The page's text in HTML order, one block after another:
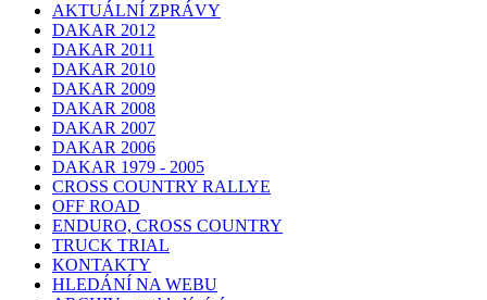
AKTUÁLNÍ ZPRÁVY
DAKAR 2012
DAKAR 2011
DAKAR 2010
DAKAR 2009
DAKAR 2008
DAKAR 2007
DAKAR 2006
DAKAR 1979 - 2005
CROSS COUNTRY RALLYE
OFF ROAD
ENDURO, CROSS COUNTRY
TRUCK TRIAL
KONTAKTY
HLEDÁNÍ NA WEBU